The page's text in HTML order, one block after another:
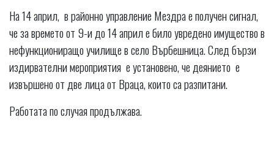
На 14 април, в районно управление Мездра е получен сигнал,
че за времето от 9-и до 14 април е било увредено имущество в
нефункциониращо училище в село Върбешница. След бързи
издирвателни мероприятия е установено, че деянието е
извършено от две лица от Враца, които са разпитани.
Работата по случая продължава.